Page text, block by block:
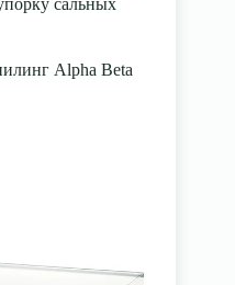
сальных
Alpha Beta